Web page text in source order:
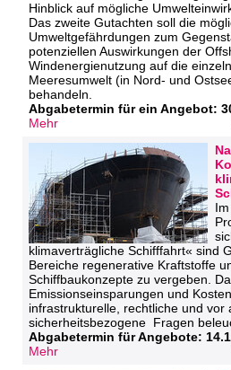
Hinblick auf mögliche
Das zweite Gutachten soll die
Umweltgefährdungen zum
potenziellen Auswirkungen der
Windenergienutzung auf die
Meeresumwelt (in Nord- und
behandeln.
Abgabetermin für ein Angebot:
Mehr
klimaverträgliche Schifffahrt« sind
Bereiche regenerative Kraftstoffe
Schiffbaukonzepte zu vergeben.
Emissionseinsparungen und
infrastrukturelle, rechtliche und vor
sicherheitsbezogene Fragen
Abgabetermin für Angebote:
Mehr